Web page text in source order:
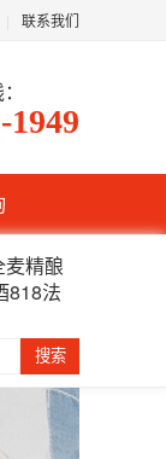
联系我们
1949
精酿
818法
搜索